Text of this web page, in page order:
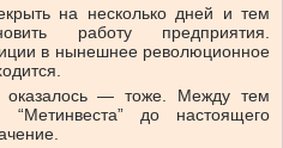
на несколько дней и тем
работу предприятия.
в нынешнее революционное
оказалось — тоже. Между тем
“Метинвеста” до настоящего